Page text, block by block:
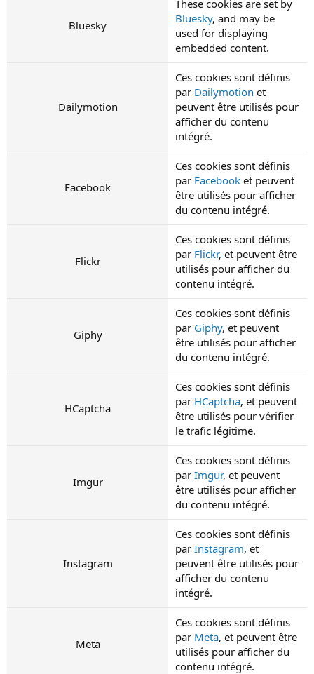
Bluesky
These cookies are set by
Bluesky, and may be
used for displaying
embedded content.
Dailymotion
Ces cookies sont définis
par Dailymotion et
peuvent être utilisés pour
afficher du contenu
intégré.
Facebook
Ces cookies sont définis
par Facebook et peuvent
être utilisés pour afficher
du contenu intégré.
Flickr
Ces cookies sont définis
par Flickr, et peuvent être
utilisés pour afficher du
contenu intégré.
Giphy
Ces cookies sont définis
par Giphy, et peuvent
être utilisés pour afficher
du contenu intégré.
HCaptcha
Ces cookies sont définis
par HCaptcha, et peuvent
être utilisés pour vérifier
le trafic légitime.
Imgur
Ces cookies sont définis
par Imgur, et peuvent
être utilisés pour afficher
du contenu intégré.
Instagram
Ces cookies sont définis
par Instagram, et
peuvent être utilisés pour
afficher du contenu
intégré.
Meta
Ces cookies sont définis
par Meta, et peuvent être
utilisés pour afficher du
contenu intégré.